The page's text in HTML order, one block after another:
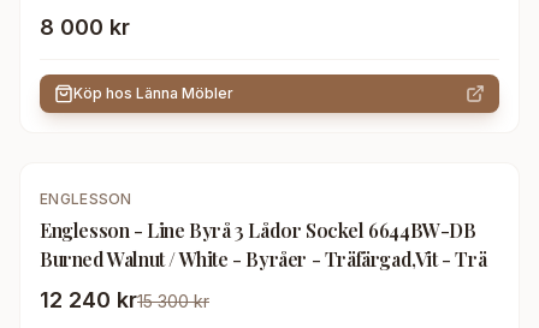
8 000 kr
Köp hos Länna Möbler
- 20 %
ENGLESSON
Englesson - Line Byrå 3 Lådor Sockel 6644BW-DB
Burned Walnut / White - Byråer - Träfärgad,Vit - Trä
12 240 kr15 300 kr